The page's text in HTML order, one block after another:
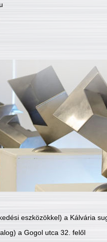
eszközökkel) a Kálvária
a Gogol utca 32. felől